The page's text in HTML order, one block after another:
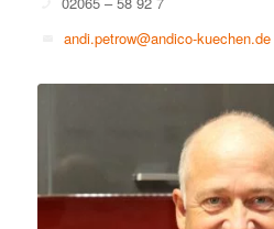
andi.petrow@andico-kuechen.de